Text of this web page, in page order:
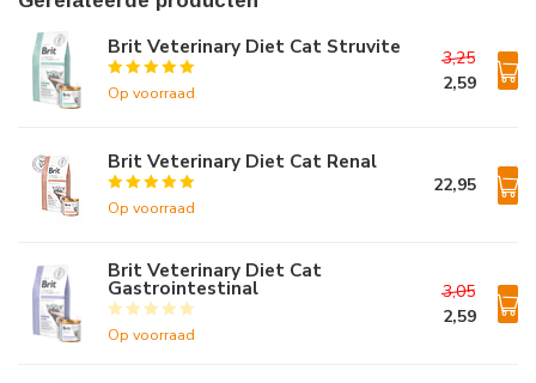
Brit Veterinary Diet Cat Struvite
Op voorraad
3,25
2,59
Brit Veterinary Diet Cat Renal
Op voorraad
22,95
Brit Veterinary Diet Cat
Gastrointestinal
Op voorraad
3,05
2,59